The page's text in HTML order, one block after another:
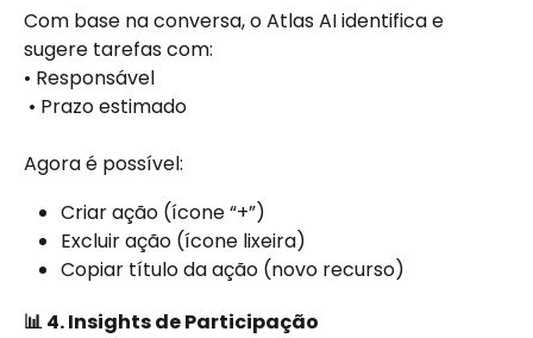
Com base na conversa, o Atlas AI identifica e
sugere tarefas com:
• Responsável
• Prazo estimado
Agora é possível:
Criar ação (ícone “+”)
Excluir ação (ícone lixeira)
Copiar título da ação (novo recurso)
📊 4. Insights de Participação